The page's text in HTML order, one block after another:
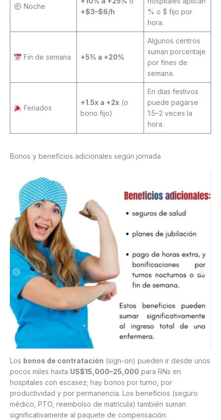
Noche
+$3–$6/h
% o $ fijo por
hora.
Fin de semana +5% a +20%
Algunos centros
suman porcentaje
por fines de
semana.
Feriados
+1.5x a +2x (o
bono fijo)
En días festivos
puede pagarse
1.5–2 veces la
hora.
Bonos y beneficios adicionales según jornada
Los bonos de contratación (sign-on) pueden ir desde unos
pocos miles hasta US$15,000–25,000 para RNs en
hospitales con escasez; hay bonos por turno, por
productividad y por permanencia. Los beneficios (seguro
médico, PTO, reembolso de matrícula) también suman
significativamente al paquete de compensación.